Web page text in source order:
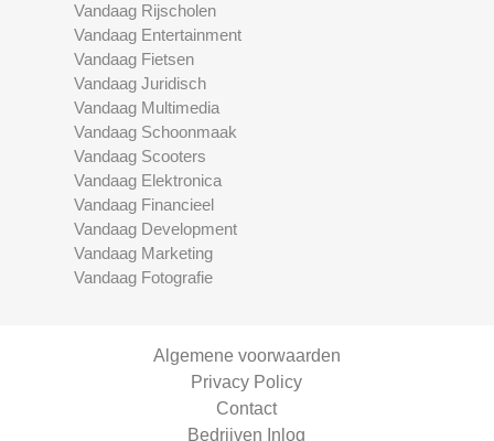
Vandaag Rijscholen
Vandaag Entertainment
Vandaag Fietsen
Vandaag Juridisch
Vandaag Multimedia
Vandaag Schoonmaak
Vandaag Scooters
Vandaag Elektronica
Vandaag Financieel
Vandaag Development
Vandaag Marketing
Vandaag Fotografie
Algemene voorwaarden
Privacy Policy
Contact
Bedrijven Inlog